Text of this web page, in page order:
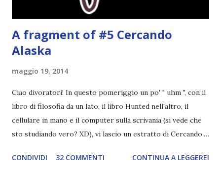
A fragment of #5 Cercando
Alaska
maggio 19, 2014
Ciao divoratori! In questo pomeriggio un po' " uhm ", con il
libro di filosofia da un lato, il libro Hunted nell'altro, il
cellulare in mano e il computer sulla scrivania (si vede che
sto studiando vero? XD), vi lascio un estratto di Cercando
costante nelle rubriche. Odiavo lo sport. Odiavo lo sport,
CONDIVIDI 32 COMMENTI CONTINUA A LEGGERE!